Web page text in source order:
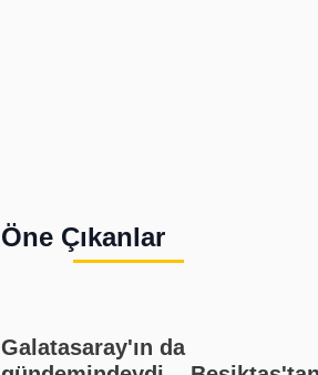
Öne Çıkanlar
Galatasaray'ın da